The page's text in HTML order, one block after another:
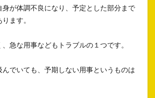
身が体調不良になり、予定とした部分まで
ます。
急な用事などもトラブルの１つです。
でいても、予期しない用事というものは